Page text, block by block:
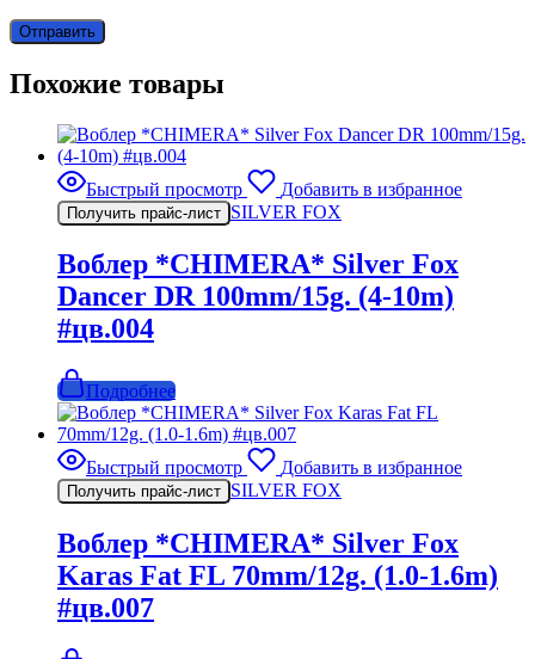
Похожие товары
Быстрый просмотр Добавить в избранное
Получить прайс-лист SILVER FOX
Воблер *CHIMERA* Silver Fox
Dancer DR 100mm/15g. (4-10m)
#цв.004
Подробнее
Быстрый просмотр Добавить в избранное
Получить прайс-лист SILVER FOX
Воблер *CHIMERA* Silver Fox
Karas Fat FL 70mm/12g. (1.0-1.6m)
#цв.007